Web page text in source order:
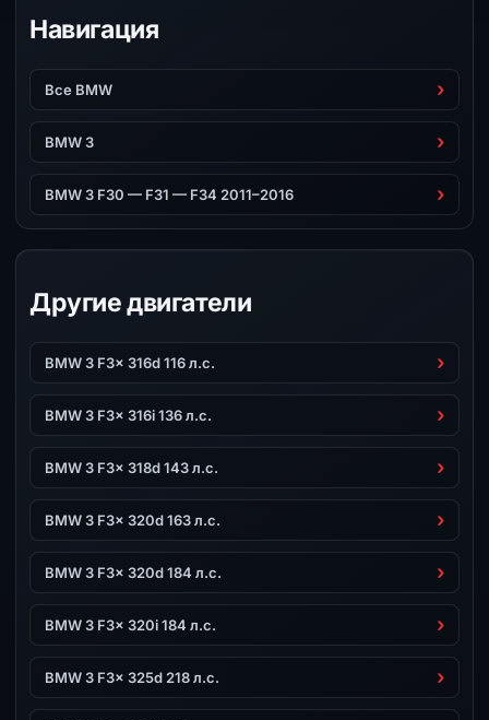
Навигация
Все BMW
BMW 3
BMW 3 F30 — F31 — F34 2011–2016
Другие двигатели
BMW 3 F3x 316d 116 л.с.
BMW 3 F3x 316i 136 л.с.
BMW 3 F3x 318d 143 л.с.
BMW 3 F3x 320d 163 л.с.
BMW 3 F3x 320d 184 л.с.
BMW 3 F3x 320i 184 л.с.
BMW 3 F3x 325d 218 л.с.